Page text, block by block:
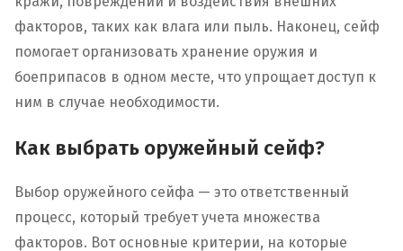
факторов, таких как влага или пыль. Наконец, сейф
помогает организовать хранение оружия и
боеприпасов в одном месте, что упрощает доступ к
ним в случае необходимости.
Как выбрать оружейный сейф?
Выбор оружейного сейфа — это ответственный
процесс, который требует учета множества
факторов. Вот основные критерии, на которые